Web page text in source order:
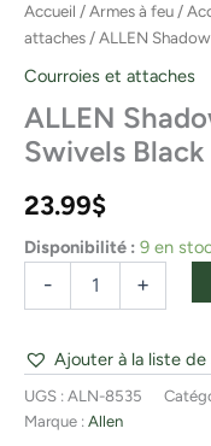
Accueil /Armes à feu/
attaches/ ALLEN
Courroies et attaches
ALLEN
Swivels Black
23.99$
Disponibilité : 9 en
- +
Ajouter à la liste de
UGS : ALN-8535
Marque : Allen